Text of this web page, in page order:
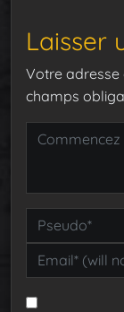
Laisser
Votre adresse
champs